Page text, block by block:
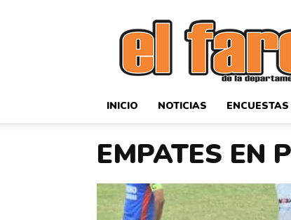
El
Faro
Deportivo
INICIO NOTICIAS ENCUESTAS
EMPATES EN